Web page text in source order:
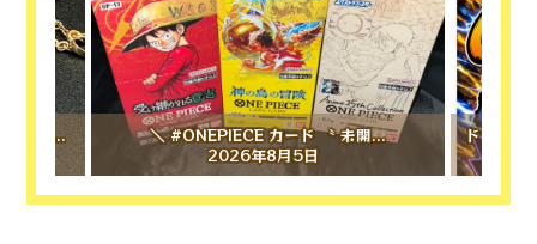
ピアス...
＼ #ONEPIECE カード 〝 未開...
2026年8月5日
ドラゴン